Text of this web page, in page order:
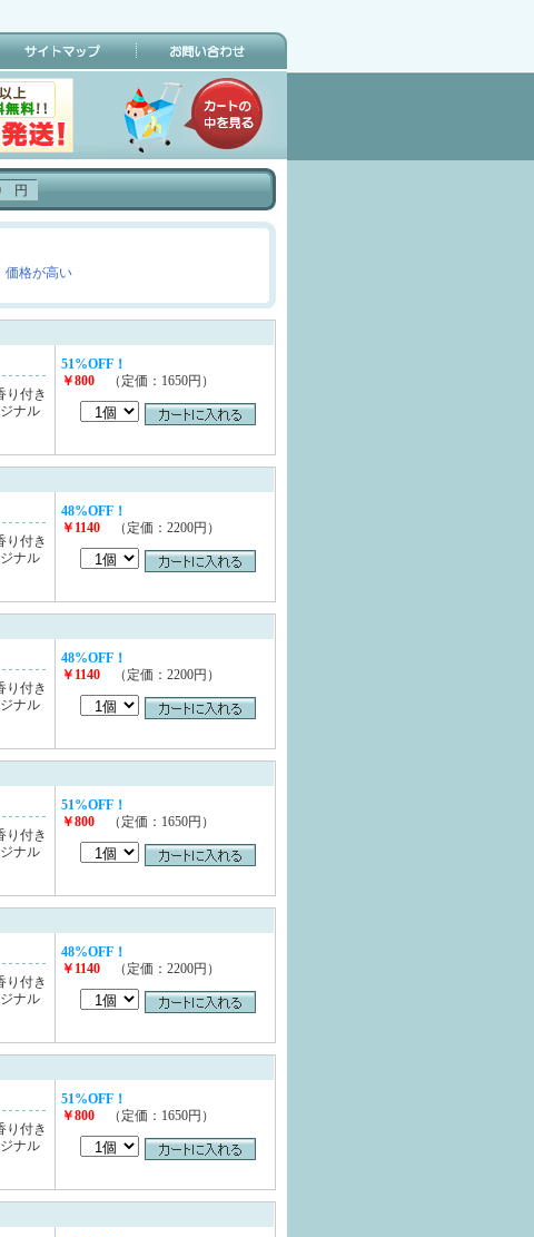
円
価格が高い
り付き
ナル
51%OFF！
￥800 （定価：1650円）
り付き
ナル
48%OFF！
￥1140 （定価：2200円）
り付き
ナル
48%OFF！
￥1140 （定価：2200円）
り付き
ナル
51%OFF！
￥800 （定価：1650円）
り付き
ナル
48%OFF！
￥1140 （定価：2200円）
り付き
ナル
51%OFF！
￥800 （定価：1650円）